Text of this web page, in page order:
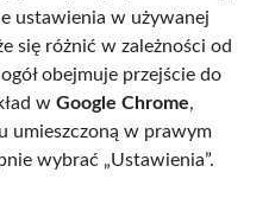
ustawienia w używanej
się różnić w zależności od
obejmuje przejście do
w Google Chrome,
umieszczoną w prawym
wybrać „Ustawienia”.